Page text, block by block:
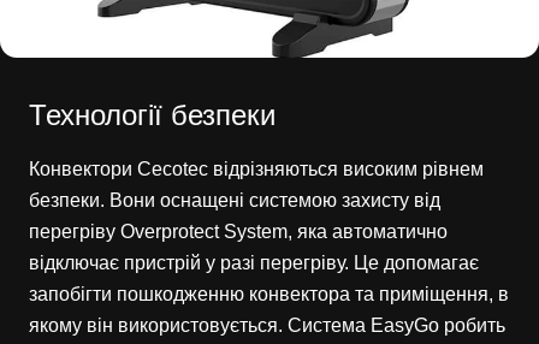
Технології безпеки
Конвектори Cecotec відрізняються високим рівнем
безпеки. Вони оснащені системою захисту від
перегріву Overprotect System, яка автоматично
відключає пристрій у разі перегріву. Це допомагає
запобігти пошкодженню конвектора та приміщення, в
якому він використовується. Система EasyGo робить